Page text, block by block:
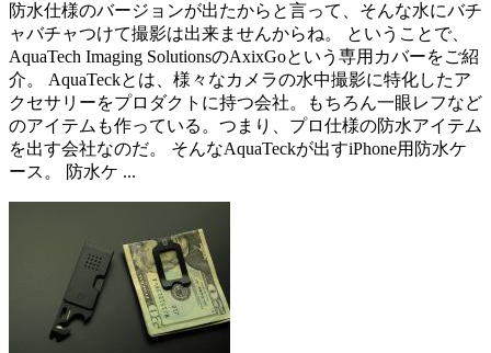
防水仕様のバージョンが出たからと言って、そんな水にバチ
ャバチャつけて撮影は出来ませんからね。 ということで、
AquaTech Imaging SolutionsのAxixGoという専用カバーをご紹
介。 AquaTeckとは、様々なカメラの水中撮影に特化したア
クセサリーをプロダクトに持つ会社。もちろん一眼レフなど
のアイテムも作っている。つまり、プロ仕様の防水アイテム
を出す会社なのだ。 そんなAquaTeckが出すiPhone用防水ケ
ース。 防水ケ ...